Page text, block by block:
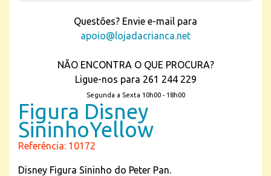
Questões? Envie e-mail para
apoio@lojadacrianca.net
NÃO ENCONTRA O QUE PROCURA?
Ligue-nos para 261 244 229
Segunda a Sexta 10h00 - 18h00
Figura Disney
SininhoYellow
Referência: 10172
Disney Figura Sininho do Peter Pan.